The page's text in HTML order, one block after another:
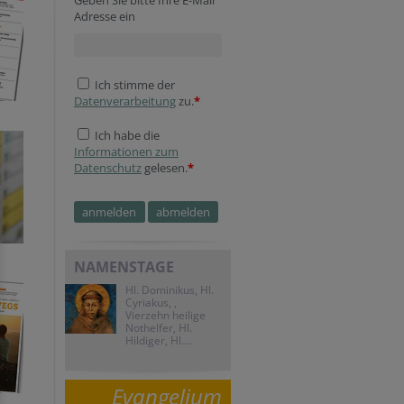
Adresse ein
Ich stimme der
Datenverarbeitungzu.*
Ich habe die
Informationen zum
Datenschutz gelesen.*
NAMENSTAGE
Hl. Dominikus, Hl.
Cyriakus, ,
Vierzehn heilige
Nothelfer, Hl.
Hildiger, Hl....
Evangelium